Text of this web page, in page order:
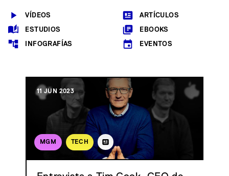
VÍDEOS ARTÍCULOS
ESTUDIOS EBOOKS
INFOGRAFÍAS EVENTOS
MGM TECH
11 JUN 2023